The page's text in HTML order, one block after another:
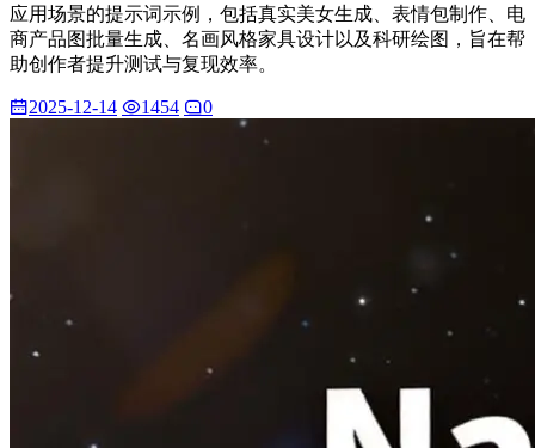
应用场景的提示词示例，包括真实美女生成、表情包制作、电
商产品图批量生成、名画风格家具设计以及科研绘图，旨在帮
助创作者提升测试与复现效率。
2025-12-14 1454 0